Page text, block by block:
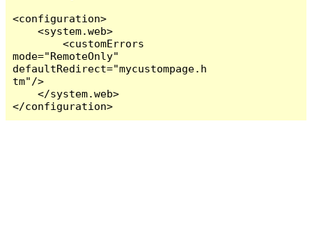
<configuration>
    <system.web>
        <customErrors
mode="RemoteOnly"
defaultRedirect="mycustompage.h
tm"/>
    </system.web>
</configuration>